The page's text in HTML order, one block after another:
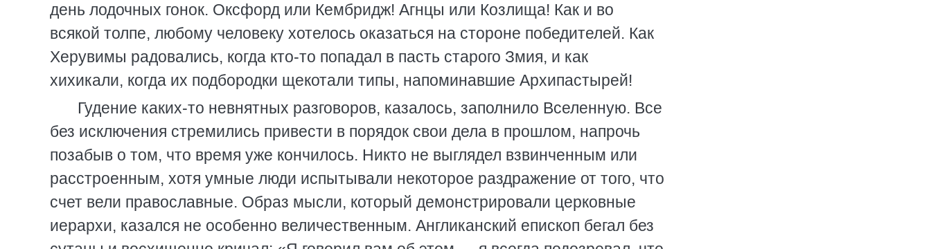
день лодочных гонок. Оксфорд или Кембридж! Агнцы или Козлища! Как и во
всякой толпе, любому человеку хотелось оказаться на стороне победителей. Как
Херувимы радовались, когда кто-то попадал в пасть старого Змия, и как
хихикали, когда их подбородки щекотали типы, напоминавшие Архипастырей!
Гудение каких-то невнятных разговоров, казалось, заполнило Вселенную. Все
без исключения стремились привести в порядок свои дела в прошлом, напрочь
позабыв о том, что время уже кончилось. Никто не выглядел взвинченным или
расстроенным, хотя умные люди испытывали некоторое раздражение от того, что
счет вели православные. Образ мысли, который демонстрировали церковные
иерархи, казался не особенно величественным. Англиканский епископ бегал без